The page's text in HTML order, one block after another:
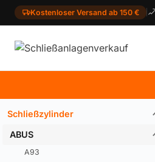
Kostenloser Versand ab 150 €
Schließzylinder
ABUS
A93